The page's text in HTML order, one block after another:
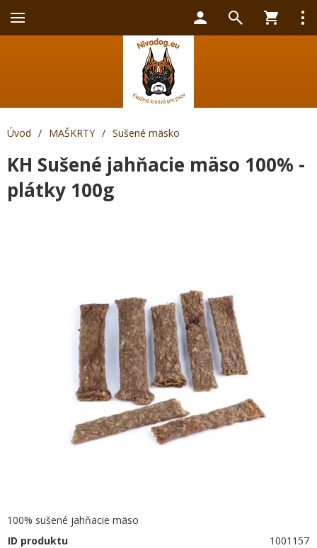
Úvod / MAŠKRTY / Sušené mäsko
KH Sušené jahňacie mäso 100% -
plátky 100g
100% sušené jahňacie mäso
ID produktu
1001157